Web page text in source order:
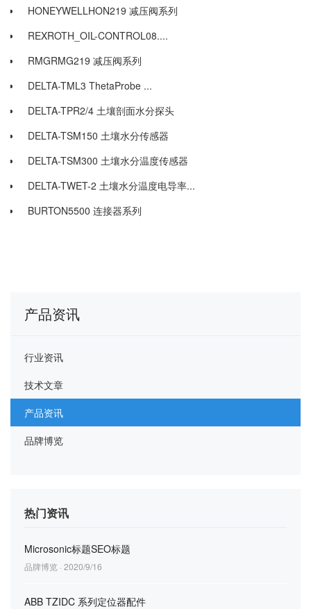
HONEYWELLHON219 减压阀系列
REXROTH_OIL-CONTROL08....
RMGRMG219 减压阀系列
DELTA-TML3 ThetaProbe ...
DELTA-TPR2/4 土壤剖面水分探头
DELTA-TSM150 土壤水分传感器
DELTA-TSM300 土壤水分温度传感器
DELTA-TWET-2 土壤水分温度电导率...
BURTON5500 连接器系列
产品资讯
行业资讯
技术文章
产品资讯
品牌博览
热门资讯
Microsonic标题SEO标题
品牌博览 · 2020/9/16
ABB TZIDC 系列定位器配件